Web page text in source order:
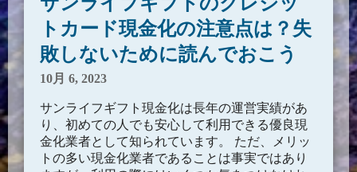
トカード現金化の注意点は？失
敗しないために読んでおこう
10月 6, 2023
サンライフギフト現金化は長年の運営実績があ
り、初めての人でも安心して利用できる優良現
金化業者として知られています。 ただ、メリッ
トの多い現金化業者であることは事実ではあり